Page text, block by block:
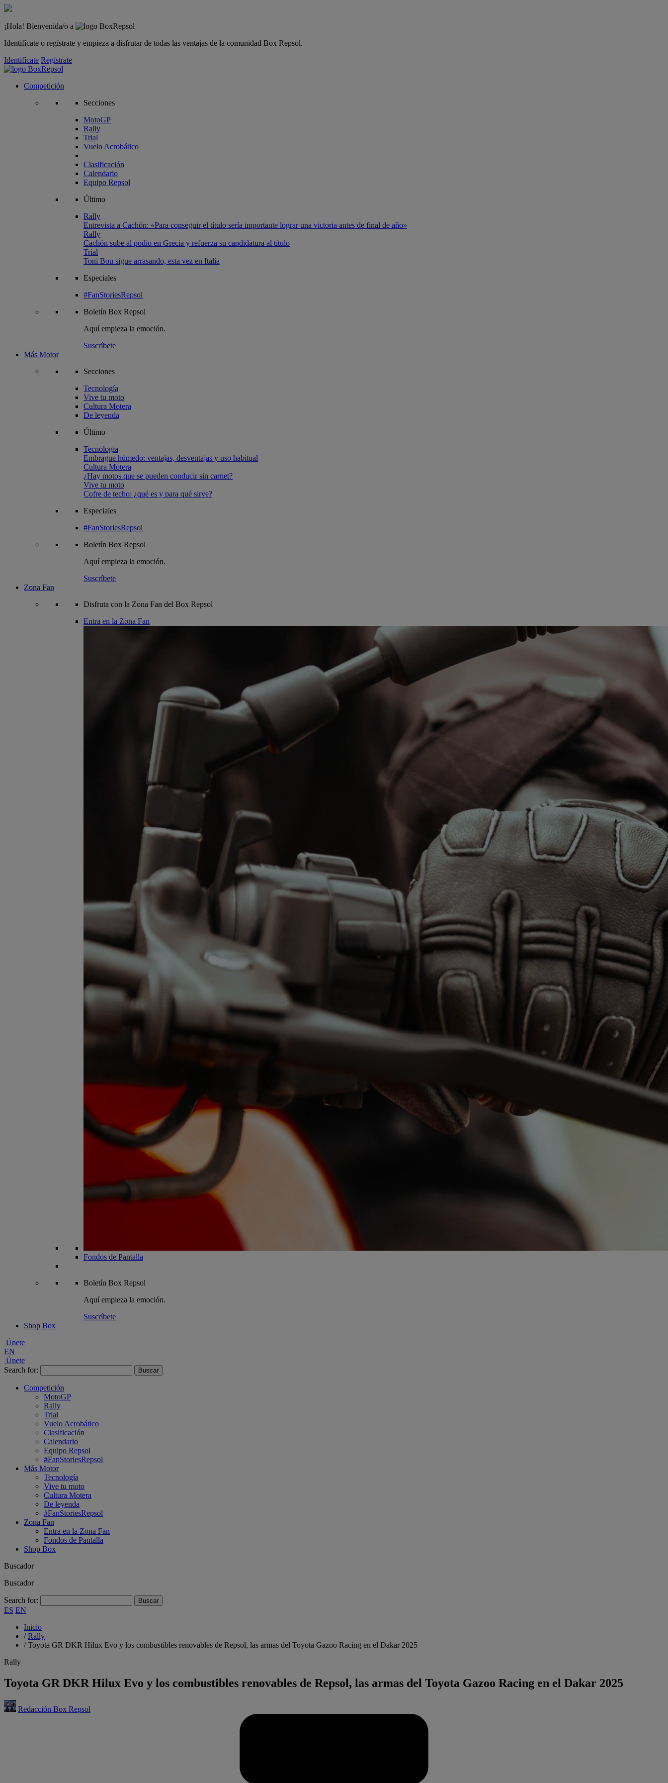
¡Hola! Bienvenida/o a
Identifícate o regístrate y empieza a disfrutar de todas las ventajas de la comunidad Box Repsol.
Identifícate Regístrate
Competición
Secciones
MotoGP
Rally
Trial
Vuelo Acrobático
Clasificación
Calendario
Equipo Repsol
Último
Rally
Entrevista a Cachón: «Para conseguir el título sería importante lograr una victoria antes de final de año»
Rally
Cachón sube al podio en Grecia y refuerza su candidatura al título
Trial
Toni Bou sigue arrasando, esta vez en Italia
Especiales
#FanStoriesRepsol
Boletín Box Repsol
Aquí empieza la emoción.
Suscríbete
Más Motor
Secciones
Tecnología
Vive tu moto
Cultura Motera
De leyenda
Último
Tecnologia
Embrague húmedo: ventajas, desventajas y uso habitual
Cultura Motera
¿Hay motos que se pueden conducir sin carnet?
Vive tu moto
Cofre de techo: ¿qué es y para qué sirve?
Especiales
#FanStoriesRepsol
Boletín Box Repsol
Aquí empieza la emoción.
Suscríbete
Zona Fan
Disfruta con la Zona Fan del Box Repsol
Entra en la Zona Fan
Fondos de Pantalla
Boletín Box Repsol
Aquí empieza la emoción.
Suscríbete
Shop Box
Únete
EN
Únete
Search for:
Competición
MotoGP
Rally
Trial
Vuelo Acrobático
Clasificación
Calendario
Equipo Repsol
#FanStoriesRepsol
Más Motor
Tecnología
Vive tu moto
Cultura Motera
De leyenda
#FanStoriesRepsol
Zona Fan
Entra en la Zona Fan
Fondos de Pantalla
Shop Box
Buscador
Buscador
Search for:
ES EN
Inicio
/Rally
/Toyota GR DKR Hilux Evo y los combustibles renovables de Repsol, las armas del Toyota Gazoo Racing en el Dakar 2025
Rally
Toyota GR DKR Hilux Evo y los combustibles renovables de Repsol, las armas del Toyota Gazoo Racing en el Dakar 2025
Redacción Box Repsol